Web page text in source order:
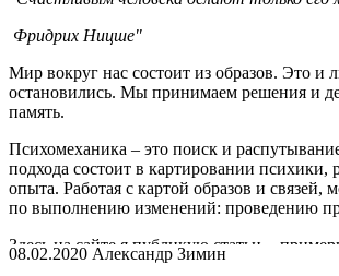
Фридрих Ницше"
Мир вокруг нас состоит из образов. Это и
остановились. Мы принимаем решения и
память.
Психомеханика – это поиск и
подхода состоит в картировании
опыта. Работая с картой образов и
по выполнению изменений: проведению
Здесь на сайте я публикую статьи -
случае, если данный подход Вас
08.02.2020 Александр Зимин